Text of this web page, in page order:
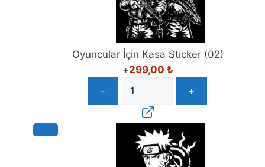
Oyuncular İçin Kasa Sticker (02)
+299,00 ₺
-
+